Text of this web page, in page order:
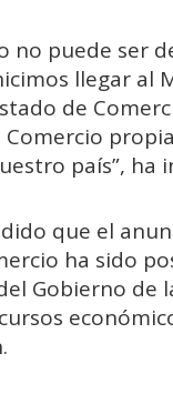
no puede ser
llegar al
de
Comercio
país”, ha
que el
ha sido
Gobierno de